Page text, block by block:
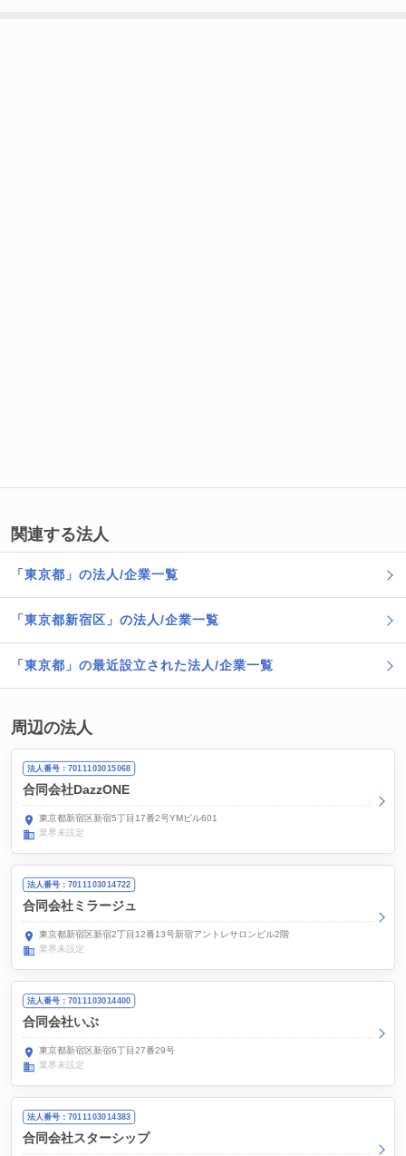
関連する法人
「東京都」の法人/企業一覧
「東京都新宿区」の法人/企業一覧
「東京都」の最近設立された法人/企業一覧
周辺の法人
法人番号：7011103015068
合同会社DazzONE
東京都新宿区新宿5丁目17番2号YMビル601
業界未設定
法人番号：7011103014722
合同会社ミラージュ
東京都新宿区新宿2丁目12番13号新宿アントレサロンビル2階
業界未設定
法人番号：7011103014400
合同会社いぶ
東京都新宿区新宿6丁目27番29号
業界未設定
法人番号：7011103014383
合同会社スターシップ